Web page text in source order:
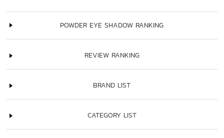
POWDER EYE SHADOW RANKING
REVIEW RANKING
BRAND LIST
CATEGORY LIST